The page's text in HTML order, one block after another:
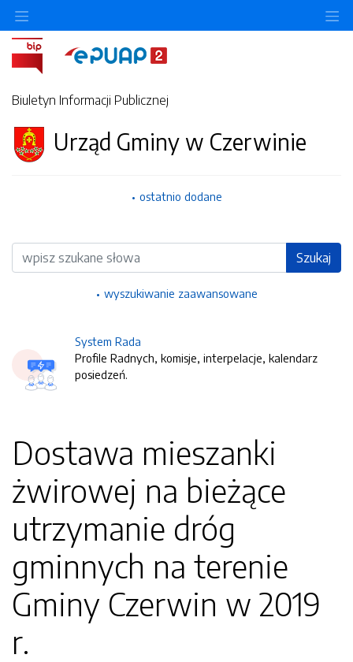
Biuletyn Informacji Publicznej
Urząd Gminy w Czerwinie
ostatnio dodane
Wyszukiwarka Szukaj
wyszukiwanie zaawansowane
System Rada
Profile Radnych, komisje, interpelacje, kalendarz
posiedzeń.
Dostawa mieszanki
żwirowej na bieżące
utrzymanie dróg
gminnych na terenie
Gminy Czerwin w 2019
r.